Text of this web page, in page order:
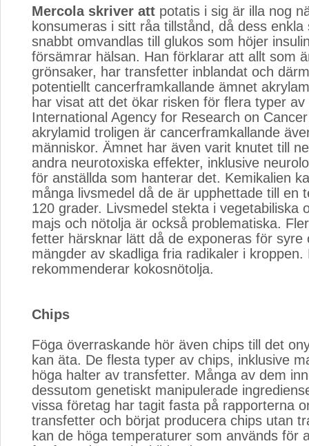
Mercola skriver att potatis i sig är illa nog
konsumeras i sitt råa tillstånd, då dess enkla
snabbt omvandlas till glukos som höjer
försämrar hälsan. Han förklarar att allt som
grönsaker, har transfetter inblandat och
potentiellt cancerframkallande ämnet
har visat att det ökar risken för flera typer av
International Agency for Research on
akrylamid troligen är cancerframkallande
människor. Ämnet har även varit knutet till
andra neurotoxiska effekter, inklusive
för anställda som hanterar det. Kemikalien
många livsmedel då de är upphettade till en
120 grader. Livsmedel stekta i vegetabiliska
majs och nötolja är också problematiska.
fetter härsknar lätt då de exponeras för syre
mängder av skadliga fria radikaler i kroppen.
rekommenderar kokosnötolja.
Chips
Föga överraskande hör även chips till det
kan äta. De flesta typer av chips, inklusive
höga halter av transfetter. Många av dem
dessutom genetiskt manipulerade
vissa företag har tagit fasta på rapporterna
transfetter och börjat producera chips utan
kan de höga temperaturer som används för